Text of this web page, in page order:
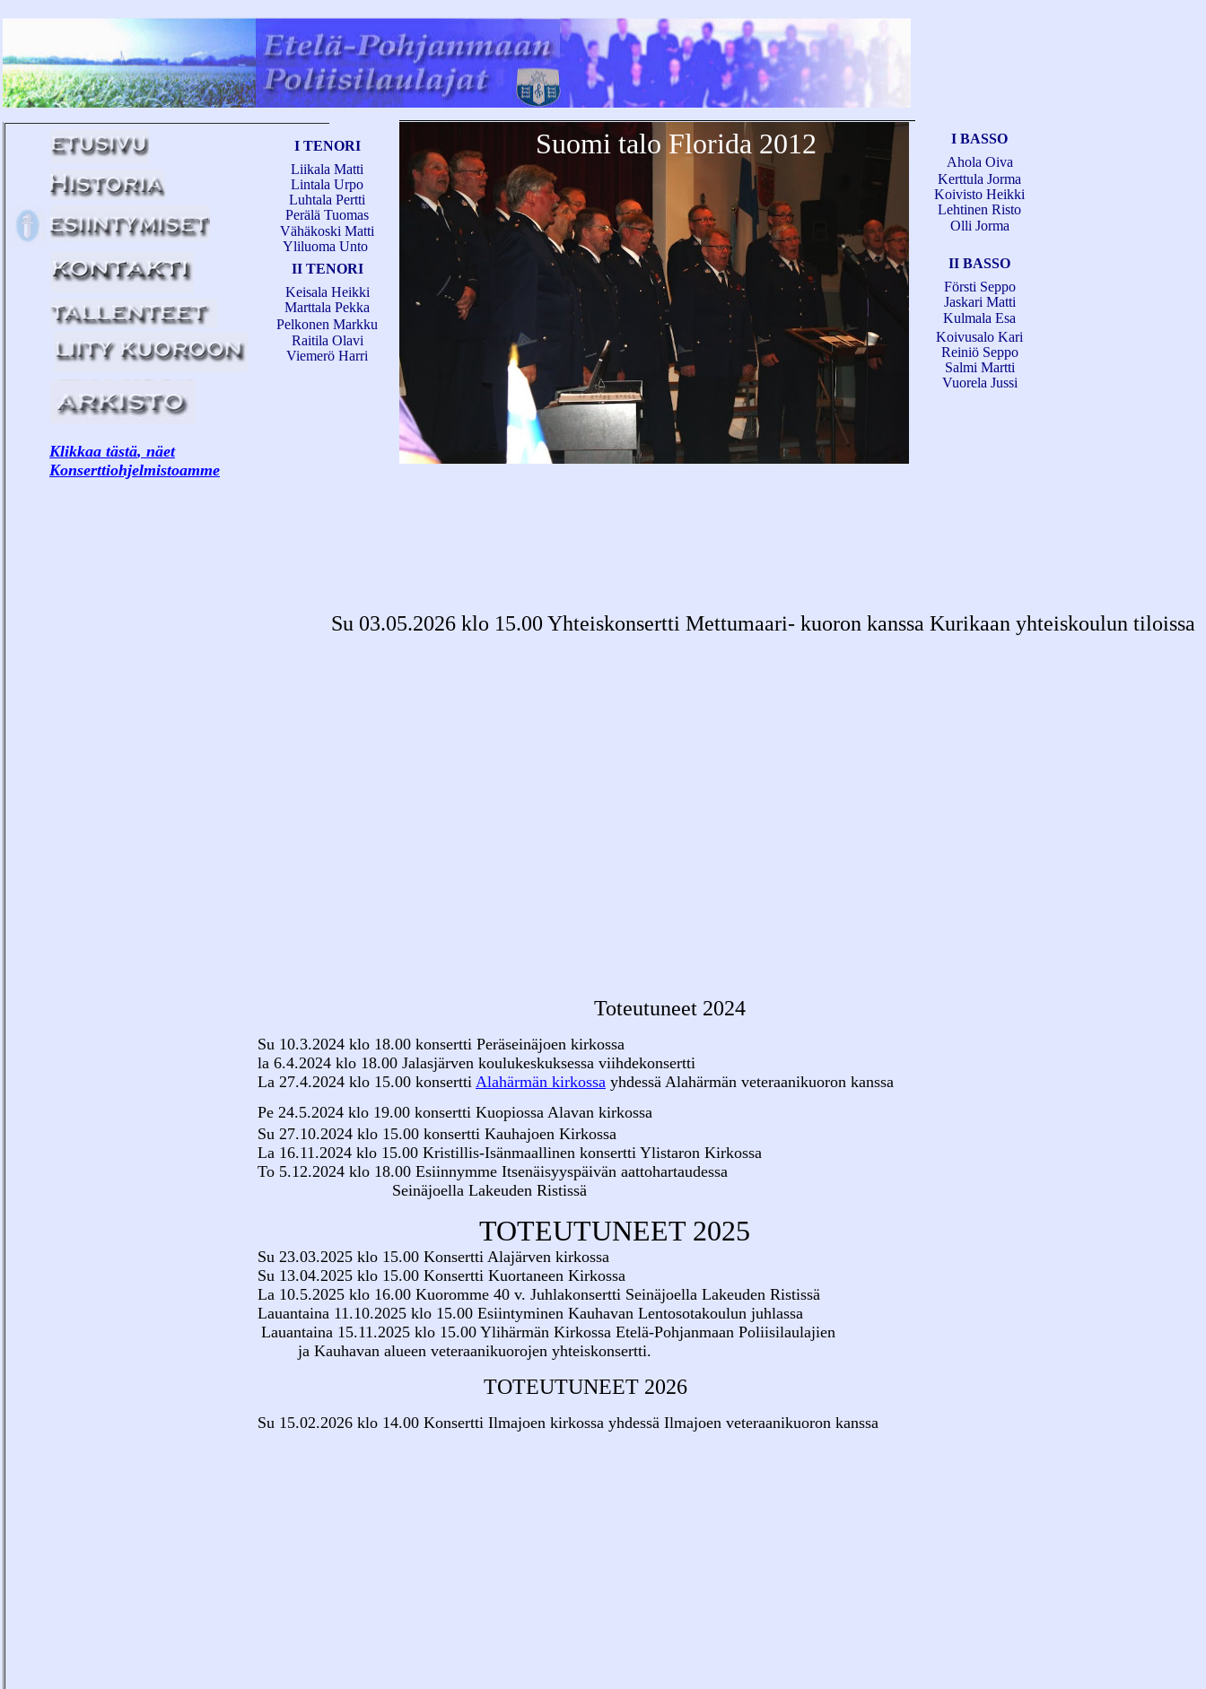
Klikkaa tästä, näet
Konserttiohjelmistoamme
Saariselän Kappelissa 2017
I BASSO
Ahola Oiva
Kerttula Jorma
Koivisto Heikki
Lehtinen Risto
Olli Jorma
II BASSO
Försti Seppo
Jaskari Matti
Kulmala Esa
Koivusalo Kari
Reiniö Seppo
Salmi Martti
Vuorela Jussi
I TENORI
Liikala Matti
Lintala Urpo
Luhtala Pertti
Perälä Tuomas
Vähäkoski Matti
Yliluoma Unto
II TENORI
Keisala Heikki
Marttala Pekka
Pelkonen Markku
Raitila Olavi
Viemerö Harri
Suomi talo Florida 2012
Su 03.05.2026 klo 15.00 Yhteiskonsertti Mettumaari- kuoron kanssa Kurikaan yhteiskoulun tiloissa
Toteutuneet 2024
Su 10.3.2024 klo 18.00 konsertti Peräseinäjoen kirkossa
la 6.4.2024 klo 18.00 Jalasjärven koulukeskuksessa viihdekonsertti
La 27.4.2024 klo 15.00 konsertti Alahärmän kirkossa yhdessä Alahärmän veteraanikuoron kanssa
Pe 24.5.2024 klo 19.00 konsertti Kuopiossa Alavan kirkossa
Su 27.10.2024 klo 15.00 konsertti Kauhajoen Kirkossa
La 16.11.2024 klo 15.00 Kristillis-Isänmaallinen konsertti Ylistaron Kirkossa
To 5.12.2024 klo 18.00 Esiinnymme Itsenäisyyspäivän aattohartaudessa
Seinäjoella Lakeuden Ristissä
TOTEUTUNEET 2025
Su 23.03.2025 klo 15.00 Konsertti Alajärven kirkossa
Su 13.04.2025 klo 15.00 Konsertti Kuortaneen Kirkossa
La 10.5.2025 klo 16.00 Kuoromme 40 v. Juhlakonsertti Seinäjoella Lakeuden Ristissä
Lauantaina 11.10.2025 klo 15.00 Esiintyminen Kauhavan Lentosotakoulun juhlassa
Lauantaina 15.11.2025 klo 15.00 Ylihärmän Kirkossa Etelä-Pohjanmaan Poliisilaulajien
ja Kauhavan alueen veteraanikuorojen yhteiskonsertti.
TOTEUTUNEET 2026
Su 15.02.2026 klo 14.00 Konsertti Ilmajoen kirkossa yhdessä Ilmajoen veteraanikuoron kanssa